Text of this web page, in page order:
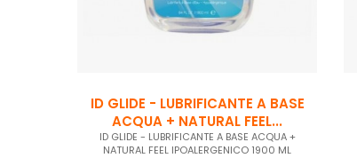
ID GLIDE - LUBRIFICANTE A BASE
ACQUA + NATURAL FEEL...
ID GLIDE - LUBRIFICANTE A BASE ACQUA +
NATURAL FEEL IPOALERGENICO 1900 ML